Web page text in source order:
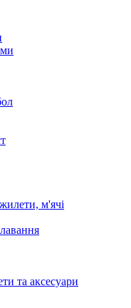
м'ячі
та аксесуари